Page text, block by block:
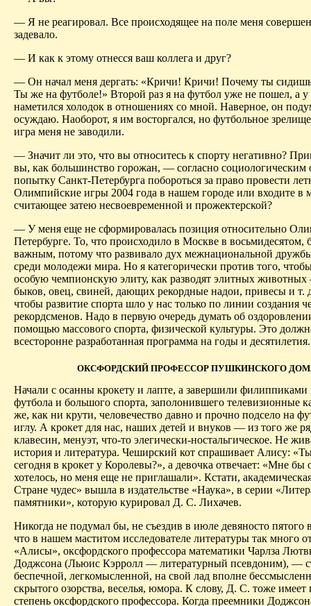
— Я не реагировал. Все происходящее на поле меня
задевало.
— И как к этому отнесся ваш коллега и друг?
— Он начал меня дергать: «Кричи! Кричи! Почему ты
Ты же на футболе!» Второй раз я на футбол уже не пошел, а
наметился холодок в отношениях со мной. Наверное, он
осуждаю. Наоборот, я им восторгался, но футбольное
игра меня не заводили.
— Значит ли это, что вы относитесь к спорту негативно?
вы, как большинство горожан, — согласно
попытку Санкт-Петербурга побороться за право провести
Олимпийские игры 2004 года в нашем городе или входите в
считающее затею не­своевременной и прожектерской?
— У меня еще не сформировалась позиция относительно
Петербурге. То, что происходило в Москве в восьмидесятом,
важным, потому что развивало дух межнациональной
среди молодежи мира. Но я категорически против того,
особую чемпион­скую элиту, как разводят элитных
быков, овец, свиней, дающих рекордные надои, привесы и т.
чтобы развитие спорта шло у нас только по линии создания
рекордсменов. Надо в первую очередь думать об
помощью массового спорта, физиче­ской культуры. Это
всесторонне разработанная программа на годы и десятилетия.
ОКСФОРДСКИЙ ПРОФЕССОР ПУШКИНСКОГО
Начали с осанны крокету и лапте, а завершили филиппиками
футбола и большого спорта, заполонившего телевизионные
же, как ни крути, человечество давно и прочно подсело на
иглу. А крокет для нас, наших детей и внуков — из того же
клавесин, менуэт, что-то элегически-ностальгическое. Не
история и литература. Чешир­ский кот спрашивает Алису:
сегодня в крокет у Королевы?», а девочка отвечает: «Мне бы
хотелось, но меня еще не приглашали». Кстати,
Стране чудес» вышла в издательстве «Наука», в серии
памятники», которую курировал Д. С. Лихачев.
Никогда не подумал бы, не съездив в июле девяносто пятого
что в нашем маститом исследователе литературы так много
«Алисы», оксфордского профессора математики Чарлза
Доджсона (Льюис Кэрролл — литературный псевдоним), —
беспечной, легкомысленной, на свой лад вполне
скрытого озорства, веселья, юмора. К слову, Д. С. тоже
степень оксфордского профессора. Когда преемники